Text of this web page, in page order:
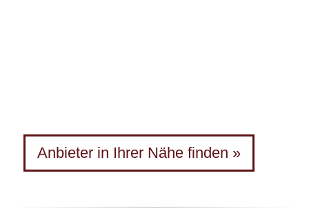
Anbieter in Ihrer Nähe finden »